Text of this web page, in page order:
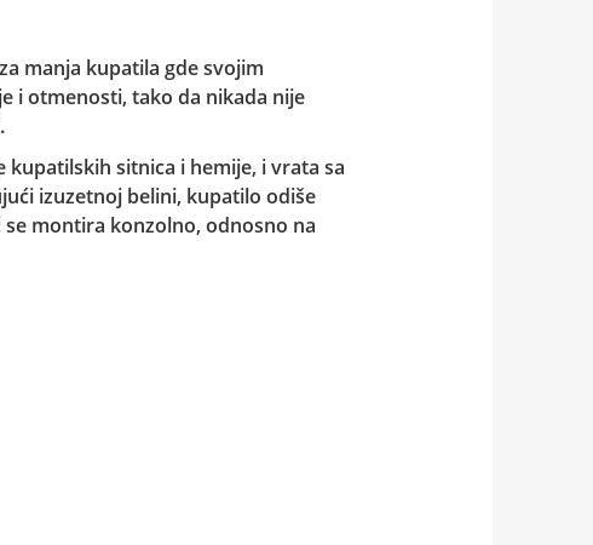
manja kupatila gde svojim
i otmenosti, tako da nikada nije
sitnica i hemije, i vrata sa
izuzetnoj belini, kupatilo odiše
montira konzolno, odnosno na